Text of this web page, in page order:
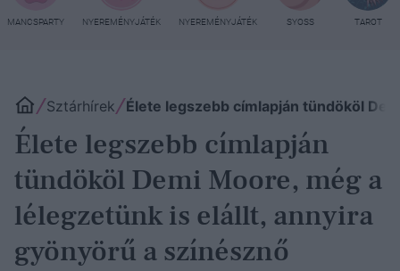
MANCSPARTY NYEREMÉNYJÁTÉK NYEREMÉNYJÁTÉK SYOSS TAROT
Sztárhírek Élete legszebb címlapján tündököl
Élete legszebb címlapján
tündököl Demi Moore, még a
lélegzetünk is elállt, annyira
gyönyörű a színésznő